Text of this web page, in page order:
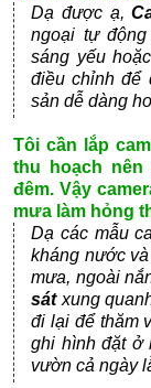
Dạ được ạ,
ngoại tự
sáng yếu
điều chỉnh để
sản dễ dàng
Tôi cần lắp
thu hoạch
đêm. Vậy
mưa làm hỏng
Dạ các mẫu
kháng nước
mưa, ngoài
sátxung
đi lại để thăm
ghi hình đặt ở
vườn cả ngày